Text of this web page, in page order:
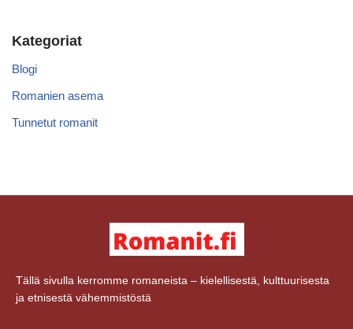
Kategoriat
Blogi
Romanien asema
Tunnetut romanit
Tällä sivulla kerromme romaneista – kielellisestä, kulttuurisesta
ja etnisestä vähemmistöstä